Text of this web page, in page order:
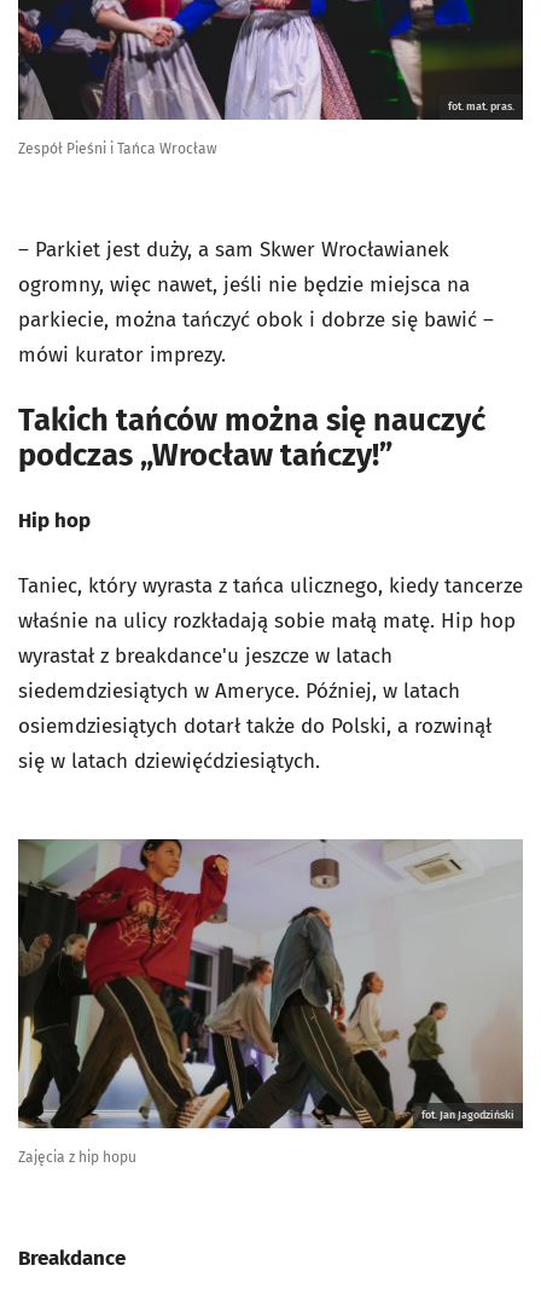
fot. mat. pras.
Zespół Pieśni i Tańca Wrocław
– Parkiet jest duży, a sam Skwer Wrocławianek
ogromny, więc nawet, jeśli nie będzie miejsca na
parkiecie, można tańczyć obok i dobrze się bawić –
mówi kurator imprezy.
Takich tańców można się nauczyć
podczas „Wrocław tańczy!”
Hip hop
Taniec, który wyrasta z tańca ulicznego, kiedy tancerze
właśnie na ulicy rozkładają sobie małą matę. Hip hop
wyrastał z breakdance'u jeszcze w latach
siedemdziesiątych w Ameryce. Później, w latach
osiemdziesiątych dotarł także do Polski, a rozwinął
się w latach dziewięćdziesiątych.
fot. Jan Jagodziński
Zajęcia z hip hopu
Breakdance